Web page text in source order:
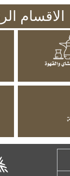
الاقسام
والقهوة